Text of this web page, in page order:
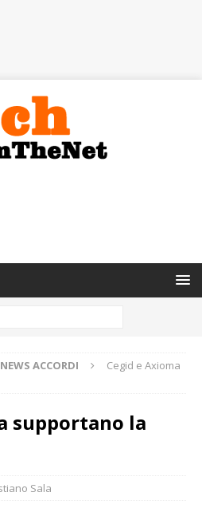
NEWS ACCORDI
Cegid e Axioma
supportano la
Sala